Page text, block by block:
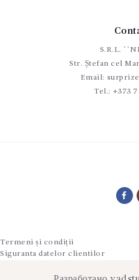
S.R.L.
Str. Ștefan cel
Email:
Tel.: +373
Termeni și condiții
Siguranta datelor clientilor